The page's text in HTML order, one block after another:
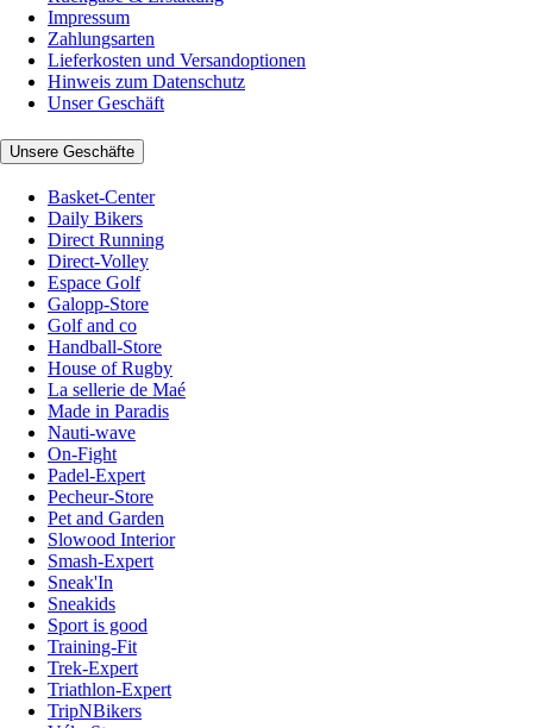
Impressum
Zahlungsarten
Lieferkosten und Versandoptionen
Hinweis zum Datenschutz
Unser Geschäft
Unsere Geschäfte
Basket-Center
Daily Bikers
Direct Running
Direct-Volley
Espace Golf
Galopp-Store
Golf and co
Handball-Store
House of Rugby
La sellerie de Maé
Made in Paradis
Nauti-wave
On-Fight
Padel-Expert
Pecheur-Store
Pet and Garden
Slowood Interior
Smash-Expert
Sneak'In
Sneakids
Sport is good
Training-Fit
Trek-Expert
Triathlon-Expert
TripNBikers